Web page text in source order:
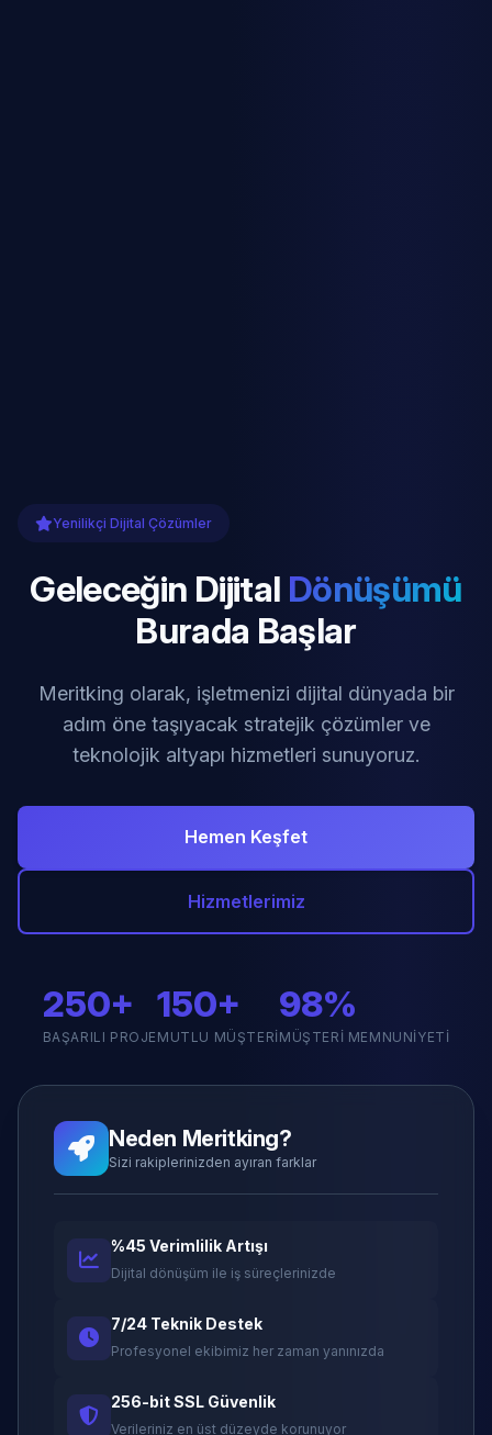
Yenilikçi Dijital Çözümler
Geleceğin Dijital Dönüşümü
Burada Başlar
Meritking olarak, işletmenizi dijital dünyada bir
adım öne taşıyacak stratejik çözümler ve
teknolojik altyapı hizmetleri sunuyoruz.
Hemen Keşfet
Hizmetlerimiz
250+
BAŞARILI PROJE
150+
MUTLU MÜŞTERI
98%
MÜŞTERI MEMNUNIYETI
Neden Meritking?
Sizi rakiplerinizden ayıran farklar
%45 Verimlilik Artışı
Dijital dönüşüm ile iş süreçlerinizde
7/24 Teknik Destek
Profesyonel ekibimiz her zaman yanınızda
256-bit SSL Güvenlik
Verileriniz en üst düzeyde korunuyor